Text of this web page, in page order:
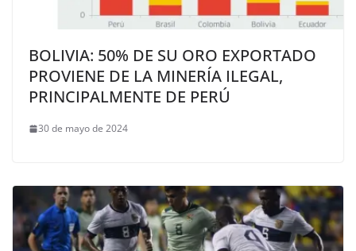
BOLIVIA: 50% DE SU ORO EXPORTADO
PROVIENE DE LA MINERÍA ILEGAL,
PRINCIPALMENTE DE PERÚ
30 de mayo de 2024